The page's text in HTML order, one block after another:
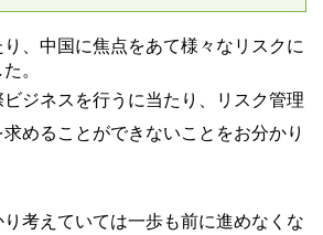
、中国に焦点をあて様々なリスクに
。
ジネスを行うに当たり、リスク管理
めることができないことをお分かり
考えていては一歩も前に進めなくな